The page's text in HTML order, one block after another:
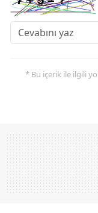
* Bu içerik ile ilgili